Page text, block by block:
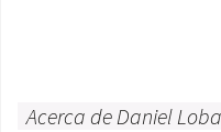
Acerca de Daniel